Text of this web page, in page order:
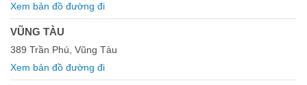
Xem bản đồ đường đi
VŨNG TÀU
389 Trần Phú, Vũng Tàu
Xem bản đồ đường đi